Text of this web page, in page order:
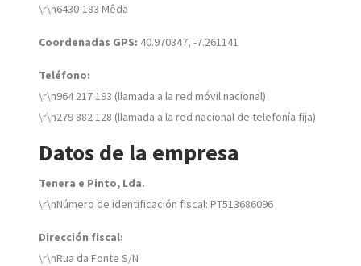
\r\n6430-183 Mêda
Coordenadas GPS: 40.970347, -7.261141
Teléfono:
\r\n964 217 193 (llamada a la red móvil nacional)
\r\n279 882 128 (llamada a la red nacional de telefonía fija)
Datos de la empresa
Tenera e Pinto, Lda.
\r\nNúmero de identificación fiscal: PT513686096
Dirección fiscal:
\r\nRua da Fonte S/N